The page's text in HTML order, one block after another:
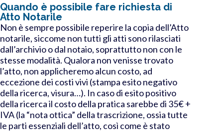
Quando è possibile fare richiesta di
Atto Notarile
Non è sempre possibile reperire la copia dell’Atto
notarile, siccome non tutti gli atti sono rilasciati
dall’archivio o dal notaio, soprattutto non con le
stesse modalità. Qualora non venisse trovato
l’atto, non applicheremo alcun costo, ad
eccezione dei costi vivi (stampa esito negativo
della ricerca, visura…). In caso di esito positivo
della ricerca il costo della pratica sarebbe di 35€ +
IVA (la “nota ottica” della trascrizione, ossia tutte
le parti essenziali dell’atto, così come è stato